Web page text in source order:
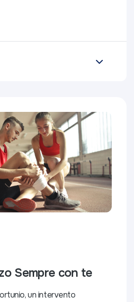
Sempre con te
un intervento